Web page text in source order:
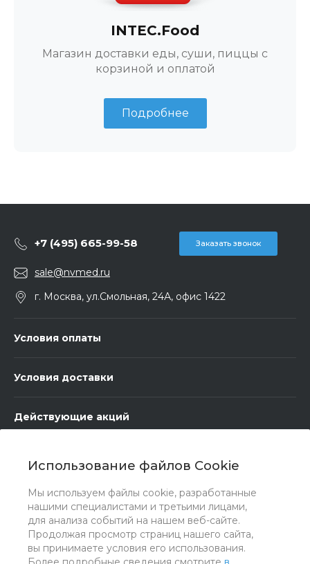
Использование файлов Cookie
Мы используем файлы cookie, разработанные
нашими специалистами и третьими лицами,
для анализа событий на нашем веб-сайте.
Продолжая просмотр страниц нашего сайта,
вы принимаете условия его использования.
INTEC.Food
Магазин доставки еды, суши, пиццы с
корзиной и оплатой
Подробнее
+7 (495) 665-99-58 Заказать звонок
sale@nvmed.ru
г. Москва, ул.Смольная, 24А, офис 1422
Условия оплаты
Условия доставки
Действующие акций
Вопрос - ответ